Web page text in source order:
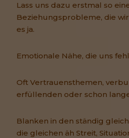
Lass uns dazu erstmal so
Beziehungsprobleme, die
es ja.
Emotionale Nähe, die uns
Oft Vertrauensthemen,
erfüllenden oder schon
Blanken in den ständig
die gleichen äh Streit,